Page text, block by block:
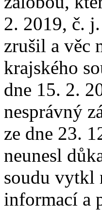
2. 2019, č.
zrušil a věc
krajského
dne 15. 2.
nesprávný
ze dne 23.
neunesl
soudu vytkl
informací a